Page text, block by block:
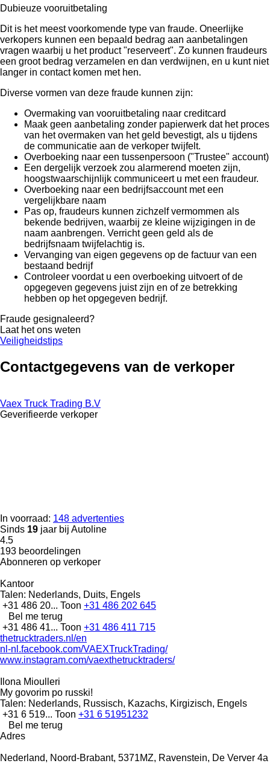
Dubieuze vooruitbetaling
Dit is het meest voorkomende type van fraude. Oneerlijke
verkopers kunnen een bepaald bedrag aan aanbetalingen
vragen waarbij u het product "reserveert". Zo kunnen fraudeurs
een groot bedrag verzamelen en dan verdwijnen, en u kunt niet
langer in contact komen met hen.
Diverse vormen van deze fraude kunnen zijn:
Overmaking van vooruitbetaling naar creditcard
Maak geen aanbetaling zonder papierwerk dat het proces
van het overmaken van het geld bevestigt, als u tijdens
de communicatie aan de verkoper twijfelt.
Overboeking naar een tussenpersoon ("Trustee" account)
Een dergelijk verzoek zou alarmerend moeten zijn,
hoogstwaarschijnlijk communiceert u met een fraudeur.
Overboeking naar een bedrijfsaccount met een
vergelijkbare naam
Pas op, fraudeurs kunnen zichzelf vermommen als
bekende bedrijven, waarbij ze kleine wijzigingen in de
naam aanbrengen. Verricht geen geld als de
bedrijfsnaam twijfelachtig is.
Vervanging van eigen gegevens op de factuur van een
bestaand bedrijf
Controleer voordat u een overboeking uitvoert of de
opgegeven gegevens juist zijn en of ze betrekking
hebben op het opgegeven bedrijf.
Fraude gesignaleerd?
Laat het ons weten
Veiligheidstips
Contactgegevens van de verkoper
Vaex Truck Trading B.V
Geverifieerde verkoper
In voorraad: 148 advertenties
Sinds 19 jaar bij Autoline
4.5
193 beoordelingen
Abonneren op verkoper
Kantoor
Talen: Nederlands, Duits, Engels
+31 486 20... Toon +31 486 202 645
Bel me terug
+31 486 41... Toon +31 486 411 715
thetrucktraders.nl/en
nl-nl.facebook.com/VAEXTruckTrading/
www.instagram.com/vaexthetrucktraders/
Ilona Mioulleri
My govorim po russki!
Talen: Nederlands, Russisch, Kazachs, Kirgizisch, Engels
+31 6 519... Toon +31 6 51951232
Bel me terug
Adres
Nederland, Noord-Brabant, 5371MZ, Ravenstein, De Verver 4a